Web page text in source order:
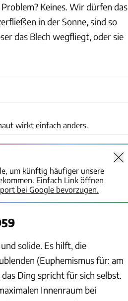
Keines. Wir dürfen das.
in der Sonne, sind so
das Blech wegfliegt, oder sie
wirkt einfach anders.
um künftig häufiger unsere
Einfach Link öffnen
bei Google bevorzugen.
solide. Es hilft, die
(Euphemismus für: am
Ding spricht für sich selbst.
Innenraum bei